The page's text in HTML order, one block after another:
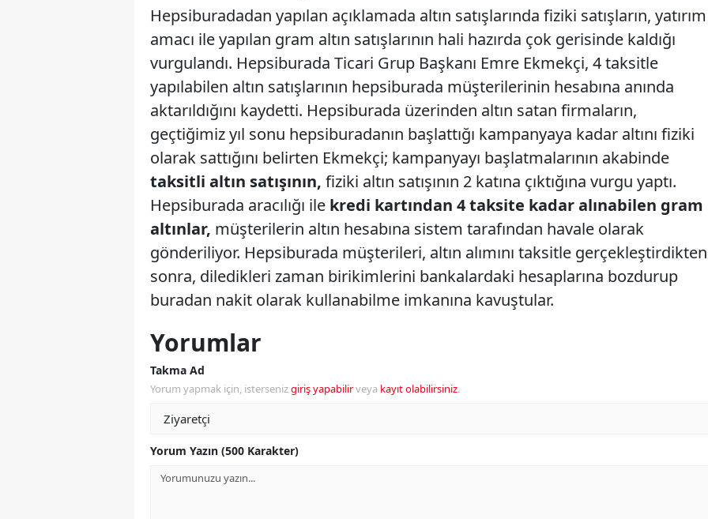
Hepsiburadadan yapılan açıklamada altın satışlarında fiziki satışların, yatırım
amacı ile yapılan gram altın satışlarının hali hazırda çok gerisinde kaldığı
vurgulandı. Hepsiburada Ticari Grup Başkanı Emre Ekmekçi, 4 taksitle
yapılabilen altın satışlarının hepsiburada müşterilerinin hesabına anında
aktarıldığını kaydetti. Hepsiburada üzerinden altın satan firmaların,
geçtiğimiz yıl sonu hepsiburadanın başlattığı kampanyaya kadar altını fiziki
olarak sattığını belirten Ekmekçi; kampanyayı başlatmalarının akabinde
taksitli altın satışının, fiziki altın satışının 2 katına çıktığına vurgu yaptı.
Hepsiburada aracılığı ile kredi kartından 4 taksite kadar alınabilen gram
altınlar, müşterilerin altın hesabına sistem tarafından havale olarak
gönderiliyor. Hepsiburada müşterileri, altın alımını taksitle gerçekleştirdikten
sonra, diledikleri zaman birikimlerini bankalardaki hesaplarına bozdurup
buradan nakit olarak kullanabilme imkanına kavuştular.
Yorumlar
Takma Ad
Yorum yapmak için, istersenizgiriş yapabilirveya kayıt olabilirsiniz.
Yorum Yazın (500 Karakter)